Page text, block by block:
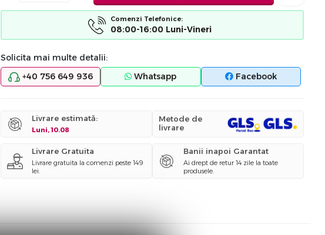
Comenzi Telefonice:
08:00-16:00 Luni-Vineri
Solicita mai multe detalii:
+40 756 649 936
Whatsapp Facebook
Livrare estimată:
Luni, 10.08
Metode de
livrare
Livrare Gratuita
Livrare gratuita la comenzi peste 149
lei.
Banii inapoi Garantat
Ai drept de retur 14 zile la toate
produsele.